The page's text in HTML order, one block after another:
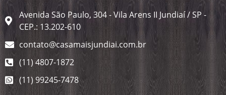
Avenida São Paulo, 304 - Vila Arens II Jundiaí / SP -
CEP.: 13.202-610
contato@casamaisjundiai.com.br
(11) 4807-1872
(11) 99245-7478